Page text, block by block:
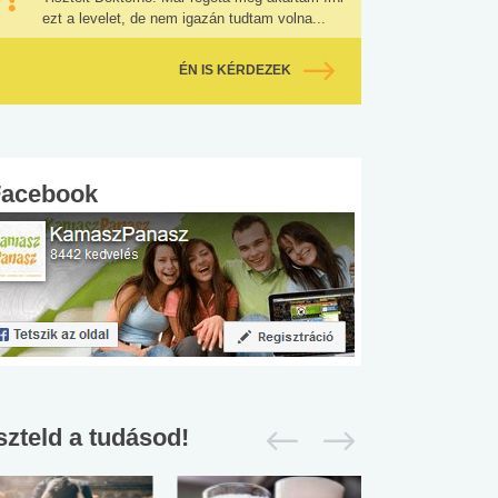
ezt a levelet, de nem igazán tudtam volna...
ÉN IS KÉRDEZEK
a tudásod!